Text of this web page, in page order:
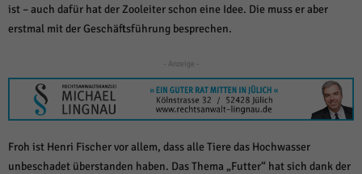
ist – auch dafür hat der Zooleiter schon eine Idee. Die muss er aber
erstmal mit der Geschäftsführung besprechen.
- Anzeige -
Froh ist Henri Fischer vor allem, dass alle Tiere das Hochwasser
unbeschadet überstanden haben. Das Thema „Futter“ hat sich dank der
Statistiken (1)
uns zu verstehen, wie unsere Besucher unsere Website nutzen.
Cookie-Informationen anzeigen
Marketing (1)
Marketing-Cookies werden von Drittanbietern oder Publishern verwendet,
um personalisierte Werbung anzuzeigen. Sie tun dies, indem sie Besucher